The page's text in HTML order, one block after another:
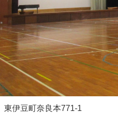
東伊豆町奈良本771-1